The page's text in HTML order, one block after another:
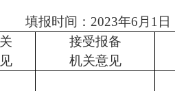
填报时间： 2023年6月1日
接受报备
机关意见